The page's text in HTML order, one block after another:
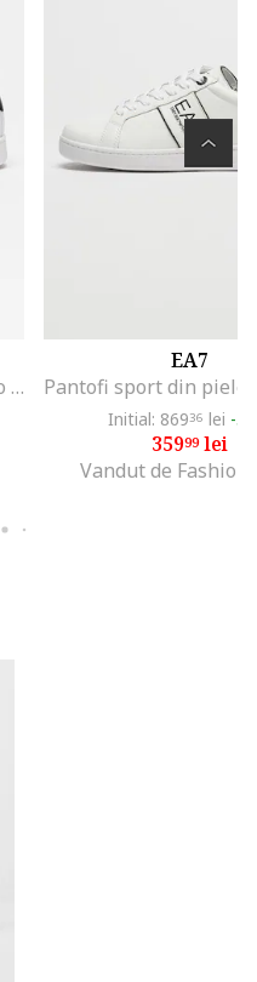
Pantofi sport din piele cu logo si model unisex, Negru/Alb optic
EA7
Initial: 86936 lei -
35999lei
Vandut de Fashion